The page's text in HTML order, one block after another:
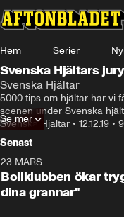
Hem Serier
Svenska Hjältars
Svenska Hjältar
5000 tips om hjältar har vi
scenen under Svenska
jury: Sarah Dawn Finer,
Settman, Anders Bagge,
Dietz.
Svenska Hjältar • 12.12.19 •
Se mer
Senast
23 MARS
Bollklubben ökar
dina grannar"